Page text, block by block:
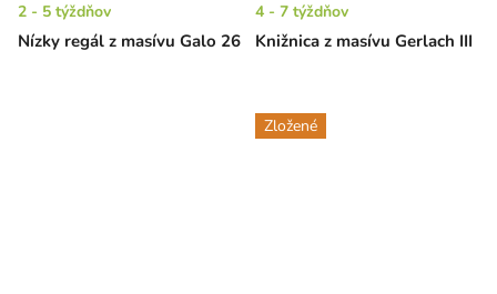
Nízky regál z masívu Galo 26
2 - 5 týždňov
Knižnica z masívu Gerlach III
4 - 7 týždňov
Zložené